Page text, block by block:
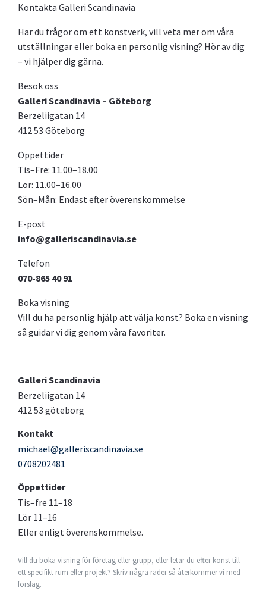
Kontakta Galleri Scandinavia
Har du frågor om ett konstverk, vill veta mer om våra
utställningar eller boka en personlig visning? Hör av dig
– vi hjälper dig gärna.
Besök oss
Galleri Scandinavia – Göteborg
Berzeliigatan 14
412 53 Göteborg
Öppettider
Tis–Fre: 11.00–18.00
Lör: 11.00–16.00
Sön–Mån: Endast efter överenskommelse
E-post
info@galleriscandinavia.se
Telefon
070-865 40 91
Boka visning
Vill du ha personlig hjälp att välja konst? Boka en visning
så guidar vi dig genom våra favoriter.
Galleri Scandinavia
Berzeliigatan 14
412 53 göteborg
Kontakt
michael@galleriscandinavia.se
0708202481
Öppettider
Tis–fre 11–18
Lör 11–16
Eller enligt överenskommelse.
Vill du boka visning för företag eller grupp, eller letar du efter konst till
ett specifikt rum eller projekt? Skriv några rader så återkommer vi med
förslag.